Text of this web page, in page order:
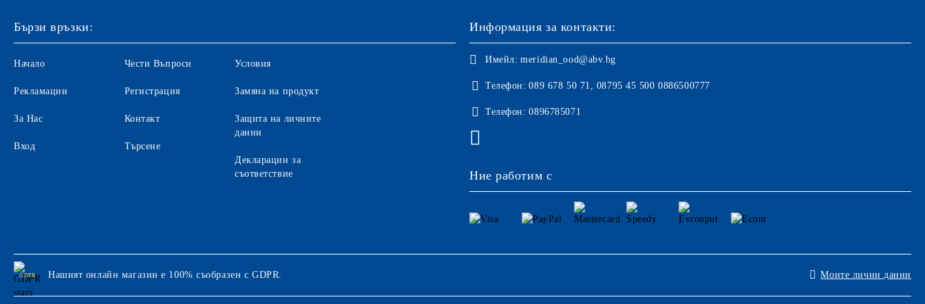
Бързи връзки:
Начало
Рекламации
За Нас
Вход
Чести Въпроси
Регистрация
Контакт
Търсене
Условия
Замяна на продукт
Защита на личните
данни
Декларации за
съответствие
Информация за контакти:
Имейл: meridian_ood@abv.bg
Телефон: 089 678 50 71, 08795 45 500 0886500777
Телефон: 0896785071
Ние работим с
GDPR Нашият онлайн магазин е 100% съобразен с GDPR. Моите лични данни